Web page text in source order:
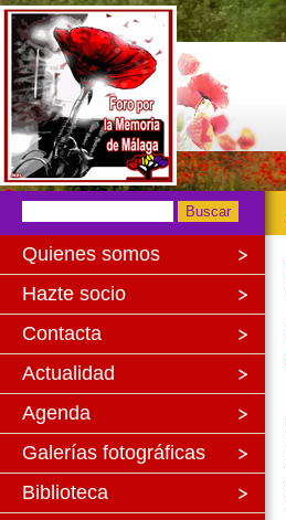
Quienes somos
Hazte socio
Contacta
Actualidad
Agenda
Galerías fotográficas
Biblioteca